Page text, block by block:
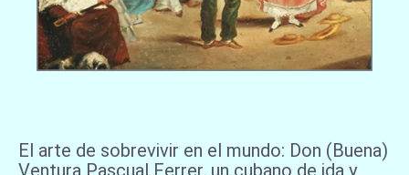
El arte de sobrevivir en el mundo: Don (Buena)